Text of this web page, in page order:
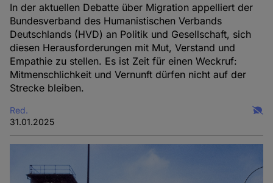
In der aktuellen Debatte über Migration appelliert der
Bundesverband des Humanistischen Verbands
Deutschlands (HVD) an Politik und Gesellschaft, sich
diesen Herausforderungen mit Mut, Verstand und
Empathie zu stellen. Es ist Zeit für einen Weckruf:
Mitmenschlichkeit und Vernunft dürfen nicht auf der
Strecke bleiben.
Red.
31.01.2025